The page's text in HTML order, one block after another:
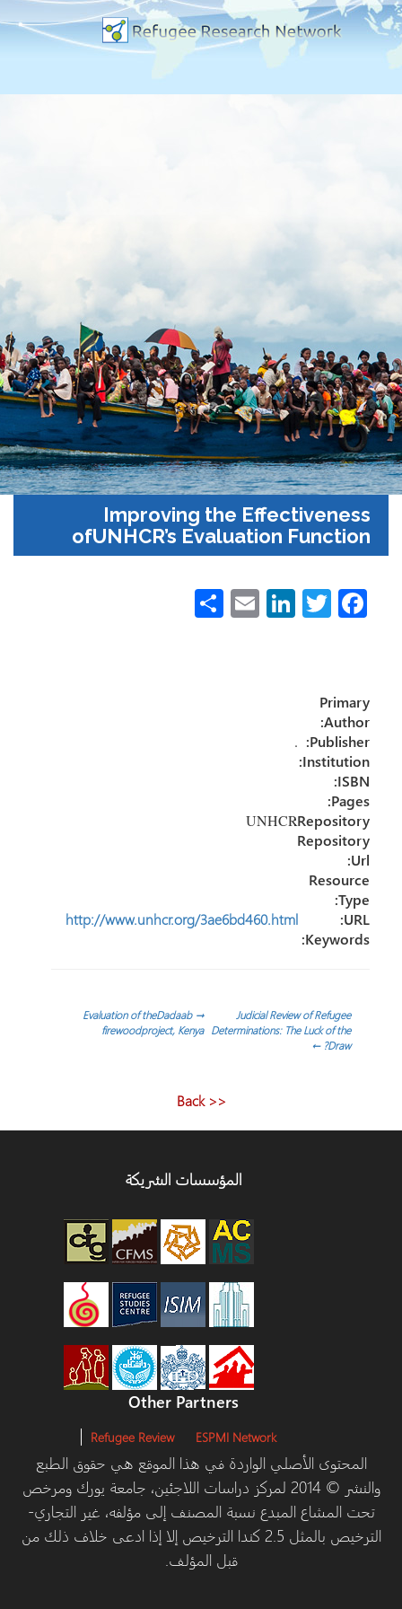
Improving the Effectiveness
ofUNHCR’s Evaluation Function
Fa
o
ok
T
Li
E
Primary
Author:
Publisher:
.
Institution:
ISBN:
Pages:
Repository:
UNHCR
Repository
Url:
Resource
Type:
URL:
http://www.unhcr.org/3ae6bd460.html
Keywords:
تصفّح
→
Evaluation of theDadaab
firewoodproject, Kenya
Judicial Review of Refugee
Determinations: The Luck of the
Draw?
←
<< Back
المؤسسات الشريكة
Other Partners
ESPMI Network
Refugee Review
المحتوى الأصلي الواردة في هذا الموقع هي حقوق الطبع
والنشر © 2014 لمركز دراسات اللاجئين، جامعة يورك ومرخص
تحت المشاع المبدع نسبة المصنف إلى مؤلفه، غير التجاري-
الترخيص بالمثل 2.5 كندا الترخيص إلا إذا ادعى خلاف ذلك من
قبل المؤلف.